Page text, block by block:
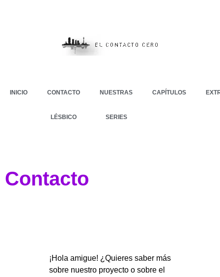
INICIO CONTACTO
LÉSBICO
NUESTRAS
SERIES
CAPÍTULOS
Contacto
¡Hola amigue! ¿Quieres saber más
sobre nuestro proyecto o sobre el